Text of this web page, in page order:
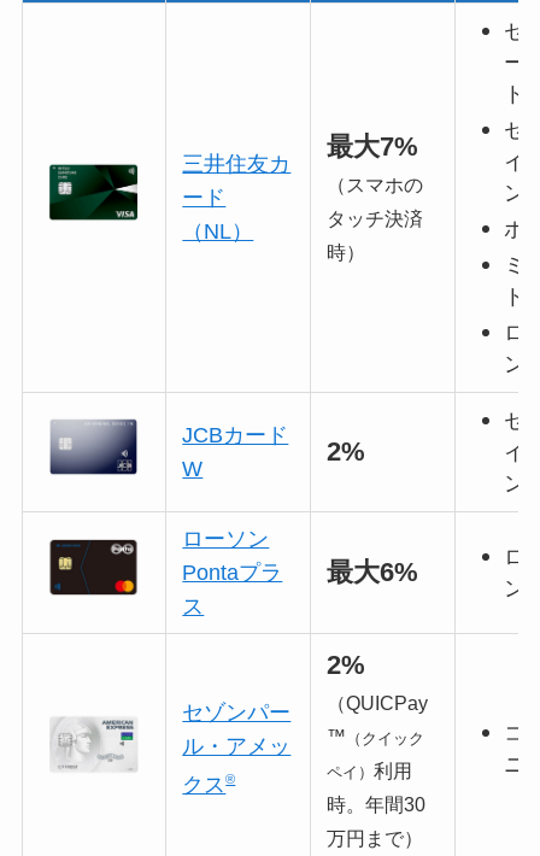
三井住友カ
ード
（NL）
最大7%
（スマホの
タッチ決済
時）
セ
ー
ト
セ
イ
ン
ポ
ミ
ト
ロ
ン
JCBカード
W
2%
セ
イ
ン
ローソン
Pontaプラ
ス
最大6%
ロ
ン
セゾンパー
ル・アメッ
クス®
2%
（QUICPay
™ （クイック
ペイ）利用
時。年間30
万円まで）
コ
ニ